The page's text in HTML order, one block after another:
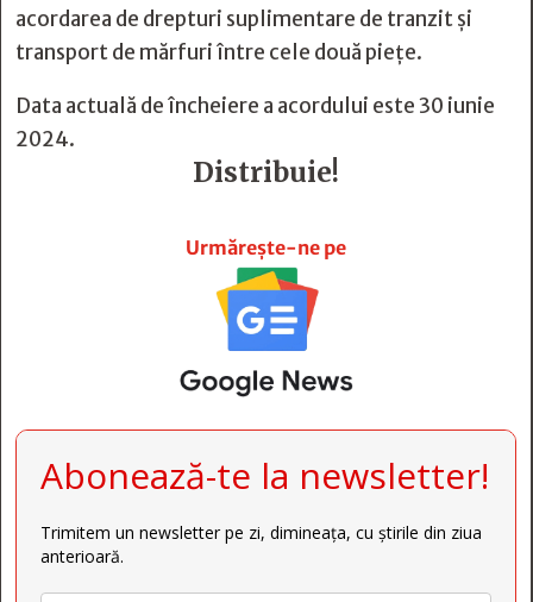
acordarea de drepturi suplimentare de tranzit și
transport de mărfuri între cele două piețe.
Data actuală de încheiere a acordului este 30 iunie
2024.
Distribuie!
Urmărește-ne pe
Abonează-te la newsletter!
Trimitem un newsletter pe zi, dimineața, cu știrile din ziua
anterioară.